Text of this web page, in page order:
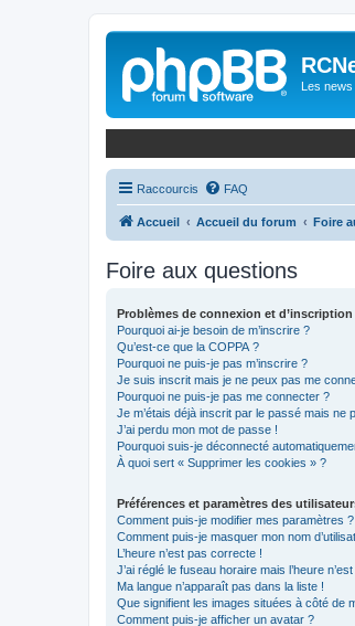
Les
Raccourcis FAQ
Accueil Accueil du forum Foire
Foire aux questions
Problèmes de connexion et d’inscription
Pourquoi ai-je besoin de m’inscrire ?
Qu’est-ce que la COPPA ?
Pourquoi ne puis-je pas m’inscrire ?
Je suis inscrit mais je ne peux pas me
Pourquoi ne puis-je pas me connecter ?
Je m’étais déjà inscrit par le passé mais ne
J’ai perdu mon mot de passe !
Pourquoi suis-je déconnecté
À quoi sert « Supprimer les cookies » ?
Préférences et paramètres des
Comment puis-je modifier mes paramètres ?
Comment puis-je masquer mon nom
L’heure n’est pas correcte !
J’ai réglé le fuseau horaire mais l’heure
Ma langue n’apparaît pas dans la liste !
Que signifient les images situées à côté de
Comment puis-je afficher un avatar ?